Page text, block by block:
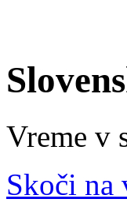
Vreme v
Skoči na